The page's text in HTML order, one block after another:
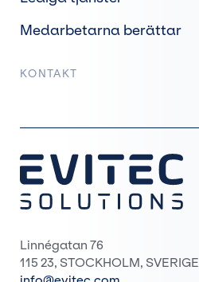
Medarbetarna berättar
KONTAKT
Linnégatan 76
115 23, STOCKHOLM, SVERIGE